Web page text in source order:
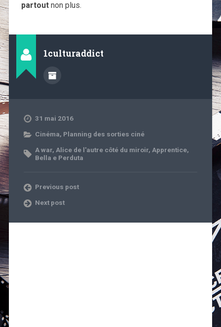
partoutnon plus.
1culturaddict
31 mai 2016
Cinéma, Planning des sorties ciné
A war, Alice de l'autre côté du miroir, Apprentice,
Bella e Perduta
Previous post
Next post